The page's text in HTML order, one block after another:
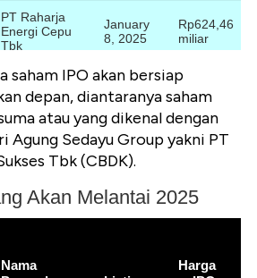
saham IPO akan bersiap
depan, diantaranya saham
atau yang dikenal dengan
Agung Sedayu Group yakni PT
Tbk (CBDK).